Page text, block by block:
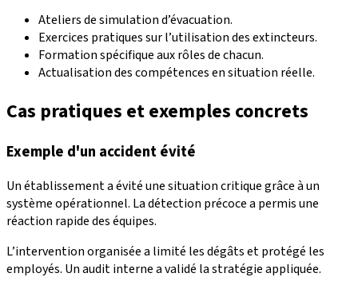
Ateliers de simulation d’évacuation.
Exercices pratiques sur l’utilisation des extincteurs.
Formation spécifique aux rôles de chacun.
Actualisation des compétences en situation réelle.
Cas pratiques et exemples concrets
Exemple d'un accident évité
Un établissement a évité une situation critique grâce à un
système opérationnel. La détection précoce a permis une
réaction rapide des équipes.
L’intervention organisée a limité les dégâts et protégé les
employés. Un audit interne a validé la stratégie appliquée.